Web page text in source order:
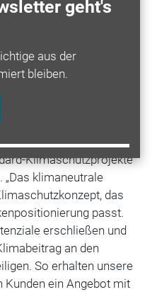
geht's
aus der
bleiben.
zusammen mit
monatlichen
zwei Euro für die
in Rechnung. Zusätzlich
um weitere 2,5
Klimabeitrages auf. So
CO2-Ausstoßseines
Klimaschutzprojekte
„Das klimaneutrale
das
passt.
erschließen und
an den
So erhalten unsere
Kunden ein Angebot mit